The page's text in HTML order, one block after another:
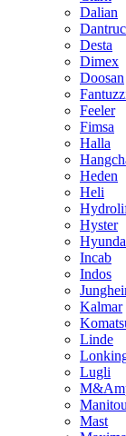
Dalian
Desta
Dimex
Doosan
Feeler
Fimsa
Halla
Heden
Heli
Hyster
Incab
Indos
Kalmar
Linde
Lugli
Manitou
Mast